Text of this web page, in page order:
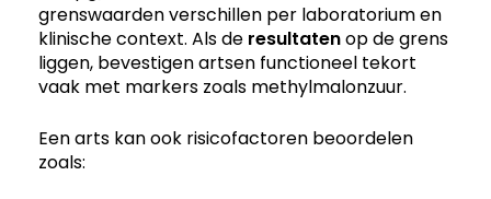
grenswaarden verschillen per laboratorium en
klinische context. Als de resultatenop de grens
liggen, bevestigen artsen functioneel tekort
vaak met markers zoals methylmalonzuur.
Een arts kan ook risicofactoren beoordelen
zoals: